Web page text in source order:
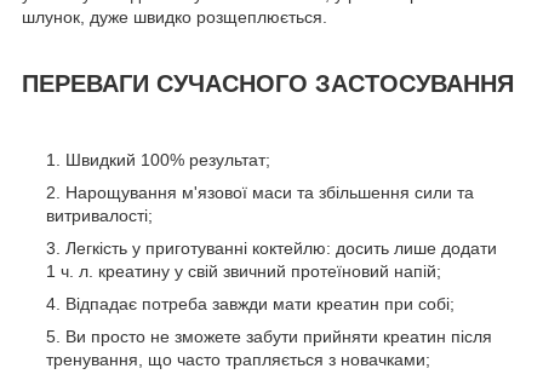
шлунок, дуже швидко розщеплюється.
ПЕРЕВАГИ СУЧАСНОГО ЗАСТОСУВАННЯ
Швидкий 100% результат;
Нарощування м'язової маси та збільшення сили та
витривалості;
Легкість у приготуванні коктейлю: досить лише додати
1 ч. л. креатину у свій звичний протеїновий напій;
Відпадає потреба завжди мати креатин при собі;
Ви просто не зможете забути прийняти креатин після
тренування, що часто трапляється з новачками;